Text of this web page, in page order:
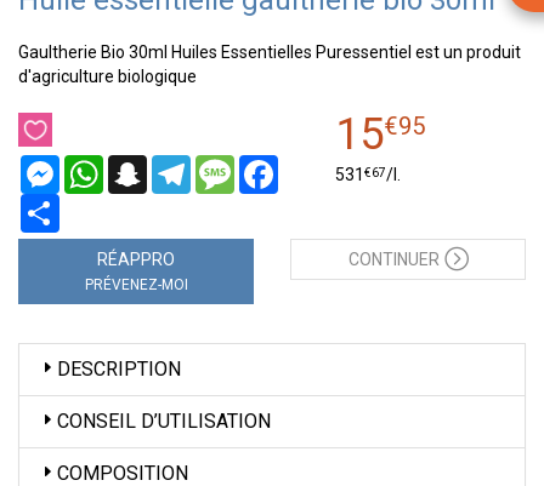
Gaultherie Bio 30ml Huiles Essentielles Puressentiel est un produit
d'agriculture biologique
MessengerWhatsAppSnapchatTelegramMessageFacebook
15€95
531€67/
RÉAPPRO
PRÉVENEZ-MOI
CONTINUER
DESCRIPTION
CONSEIL D’UTILISATION
COMPOSITION